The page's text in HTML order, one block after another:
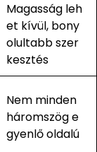
Magasság leh
et kívül, bony
olultabb szer
kesztés
Nem minden
háromszög e
gyenlő oldalú